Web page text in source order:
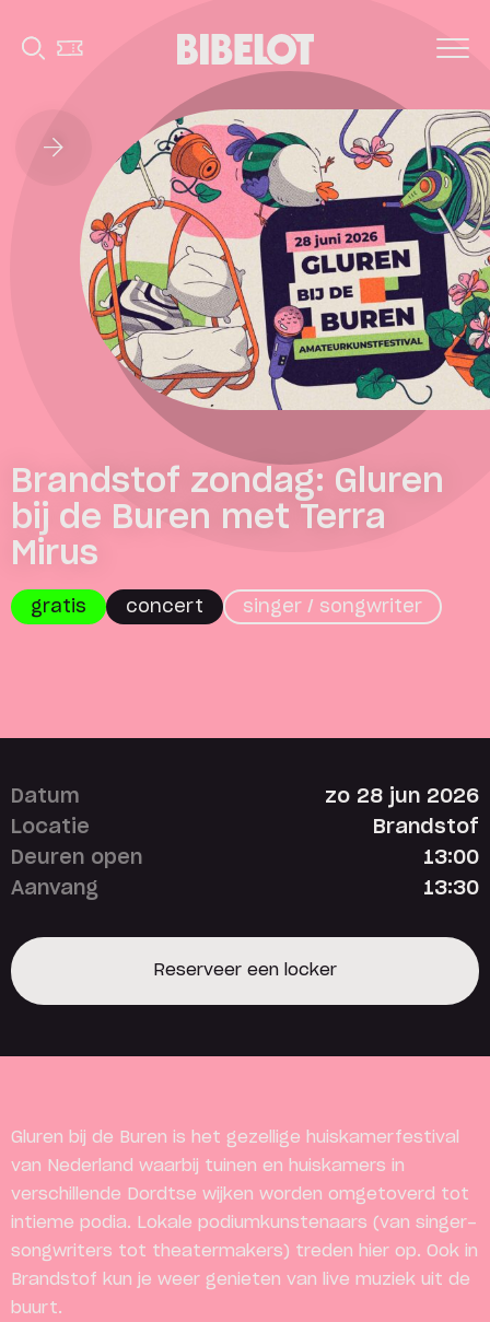
Brandstof zondag: Gluren
bij de Buren met Terra
Mirus
gratis concert singer / songwriter
Datum
zo 28 jun 2026
Locatie
Brandstof
Deuren open
13:00
Aanvang
13:30
Reserveer een locker
Reserveer een locker
Gluren bij de Buren is het gezellige huiskamerfestival
van Nederland waarbij tuinen en huiskamers in
verschillende Dordtse wijken worden omgetoverd tot
intieme podia. Lokale podiumkunstenaars (van singer-
songwriters tot theatermakers) treden hier op. Ook in
Brandstof kun je weer genieten van live muziek uit de
buurt.